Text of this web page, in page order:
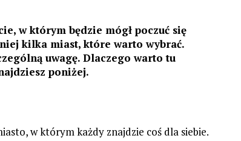
w którym będzie mógł poczuć się
kilka miast, które warto wybrać.
uwagę. Dlaczego warto tu
poniżej.
w którym każdy znajdzie coś dla siebie.